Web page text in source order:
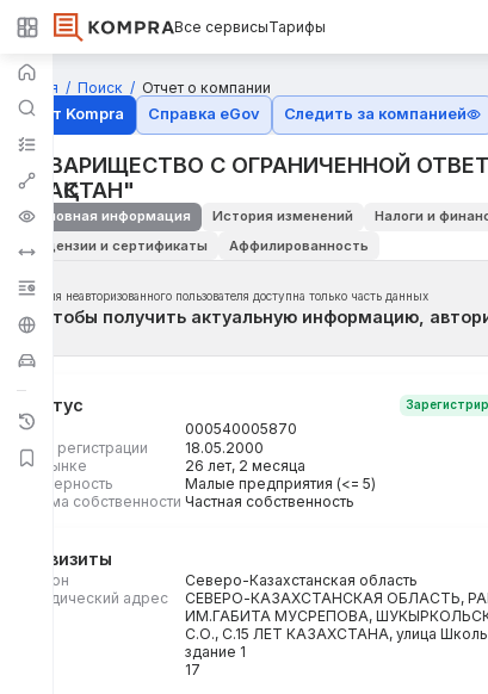
Все сервисыТарифы
Главная Поиск
Отчет о компании
Отчёт Kompra
Справка eGov Следить за компанией
ТОВАРИЩЕСТВО С ОГРАНИЧЕННОЙ
ҚАЗАҚСТАН"
Основная информация История изменений Налоги и
Лицензии и сертификаты
Аффилированность
Для неавторизованного пользователя доступна только часть данных
Чтобы получить актуальную информацию,
Статус
БИН
000540005870
Дата регистрации
18.05.2000
На рынке
26 лет, 2 месяца
Размерность
Малые предприятия (<= 5)
Форма собственности Частная собственность
Реквизиты
Регион
Северо-Казахстанская область
Юридический адрес
СЕВЕРО-КАЗАХСТАНСКАЯ ОБЛАСТЬ,
ИМ.ГАБИТА МУСРЕПОВА,
С.О., С.15 ЛЕТ КАЗАХСТАНА, улица
здание 1
17